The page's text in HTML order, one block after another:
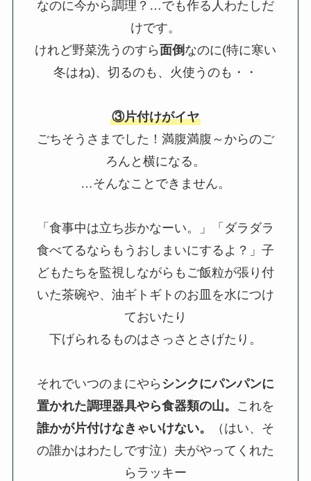
なのに今から調理？…でも作る人わたしだ
けです。
けれど野菜洗うのすら 面倒 なのに(特に寒い
冬はね)、切るのも、火使うのも・・
③片付けがイヤ
ごちそうさまでした！満腹満腹～からのご
ろんと横になる。
…そんなことできません。
「食事中は立ち歩かなーい。」「ダラダラ
食べてるならもうおしまいにするよ？」子
どもたちを監視しながらもご飯粒が張り付
いた茶碗や、油ギトギトのお皿を水につけ
ておいたり
下げられるものはさっさとさげたり。
それでいつのまにやら シンクにパンパンに
置かれた調理器具やら食器類の山。 これを
誰かが片付けなきゃいけない。
（はい、そ
の誰かはわたしです泣）夫がやってくれた
らラッキー